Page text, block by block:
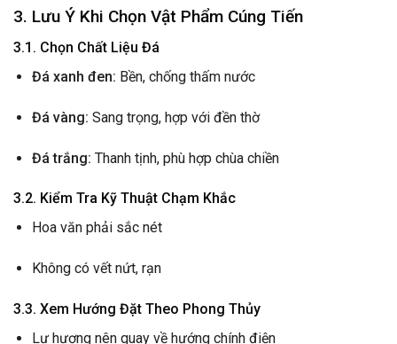
3. Lưu Ý Khi Chọn Vật Phẩm Cúng Tiến
3.1. Chọn Chất Liệu Đá
Đá xanh đen: Bền, chống thấm nước
Đá vàng: Sang trọng, hợp với đền thờ
Đá trắng: Thanh tịnh, phù hợp chùa chiền
3.2. Kiểm Tra Kỹ Thuật Chạm Khắc
Hoa văn phải sắc nét
Không có vết nứt, rạn
3.3. Xem Hướng Đặt Theo Phong Thủy
Lư hương nên quay về hướng chính điện